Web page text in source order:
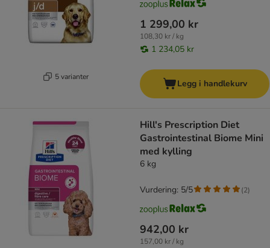
5 varianter
1 299,00 kr
108,30 kr / kg
1 234,05 kr
Legg i handlekurv
Hill's Prescription Diet
Gastrointestinal Biome Mini
med kylling
6 kg
942,00 kr
157,00 kr / kg
Vurdering: 5/5 (2)